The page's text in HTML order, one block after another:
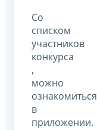
Со
списком
участников
конкурса
,
можно
ознакомиться
в
приложении.